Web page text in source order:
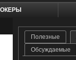
Полезные
Обсуждаемые